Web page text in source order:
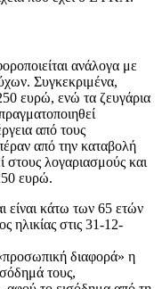
ανάλογα με
Συγκεκριμένα,
ευρώ, ενώ τα ζευγάρια
από τους
από την καταβολή
λογαριασμούς και
ευρώ.
είναι κάτω των 65 ετών
ηλικίας στις 31-12-
διαφορά» η
τους,